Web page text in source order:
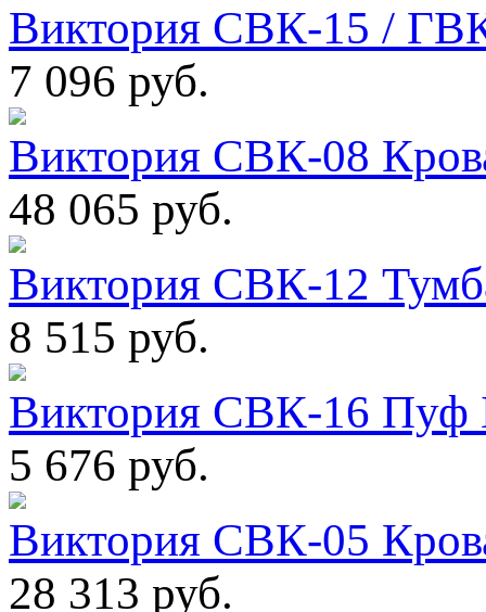
Виктория СВК-15 /
7 096 руб.
Виктория СВК-08
48 065 руб.
Виктория СВК-12
8 515 руб.
Виктория СВК-16 Пуф
5 676 руб.
Виктория СВК-05
28 313 руб.